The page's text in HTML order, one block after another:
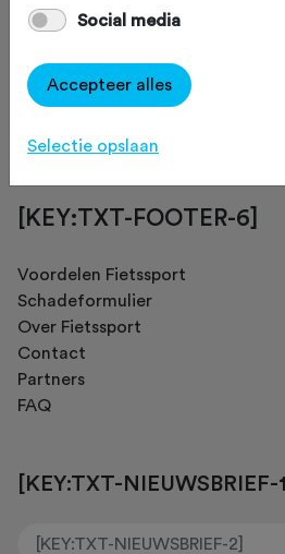
[KEY:TXT-FOOTER-3]
[KEY:TXT-FOOTER-4]
[KEY:TXT-FOOTER-6]
Voordelen Fietssport
Schadeformulier
Over Fietssport
Contact
Partners
FAQ
[KEY:TXT-NIEUWSBRIEF-1]
Social media
Accepteer alles
Selectie opslaan